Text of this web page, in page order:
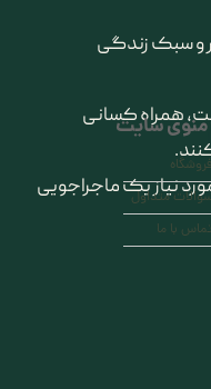
و سبک زندگی
همراه کسانی
نیاز یک ماجراجویی
منوی سایت
فروشگاه
سوالات متداول
تماس با ما